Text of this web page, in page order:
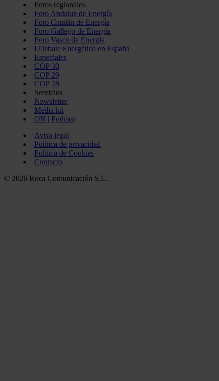
Foros regionales
Foro Andaluz de Energía
Foro Catalán de Energía
Foro Gallego de Energía
Foro Vasco de Energía
I Debate Energético en España
Especiales
COP 30
COP 29
COP 28
Servicios
Newsletter
Media kit
ON | Podcast
Aviso legal
Política de privacidad
Política de Cookies
Contacto
© 2026 Roca Comunicación S.L.